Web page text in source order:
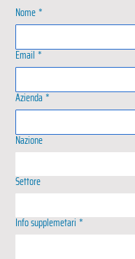
Nome*
Email *
Azienda*
Nazione
Settore
Info supplemetari *